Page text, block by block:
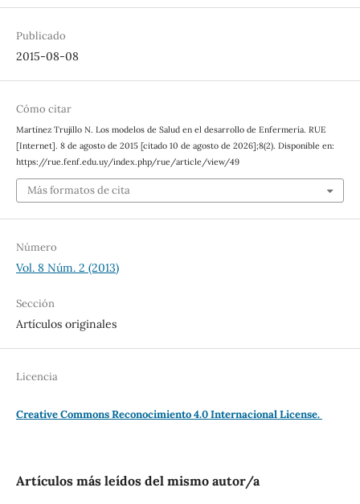
Publicado
2015-08-08
Cómo citar
Martínez Trujillo N. Los modelos de Salud en el desarrollo de Enfermería. RUE
[Internet]. 8 de agosto de 2015 [citado 10 de agosto de 2026];8(2). Disponible en:
https://rue.fenf.edu.uy/index.php/rue/article/view/49
Más formatos de cita
Número
Vol. 8 Núm. 2 (2013)
Sección
Artículos originales
Licencia
Creative Commons Reconocimiento 4.0 Internacional License.
Artículos más leídos del mismo autor/a